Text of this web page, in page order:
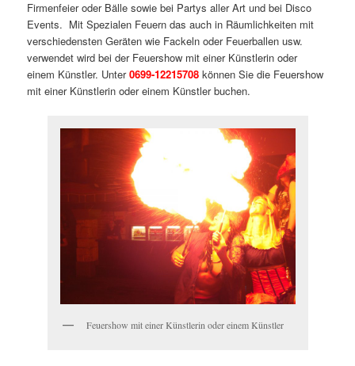
Firmenfeier oder Bälle sowie bei Partys aller Art und bei Disco
Events. Mit Spezialen Feuern das auch in Räumlichkeiten mit
verschiedensten Geräten wie Fackeln oder Feuerballen usw.
verwendet wird bei der Feuershow mit einer Künstlerin oder
einem Künstler. Unter0699-12215708 können Sie die Feuershow
mit einer Künstlerin oder einem Künstler buchen.
Feuershow mit einer Künstlerin oder einem Künstler